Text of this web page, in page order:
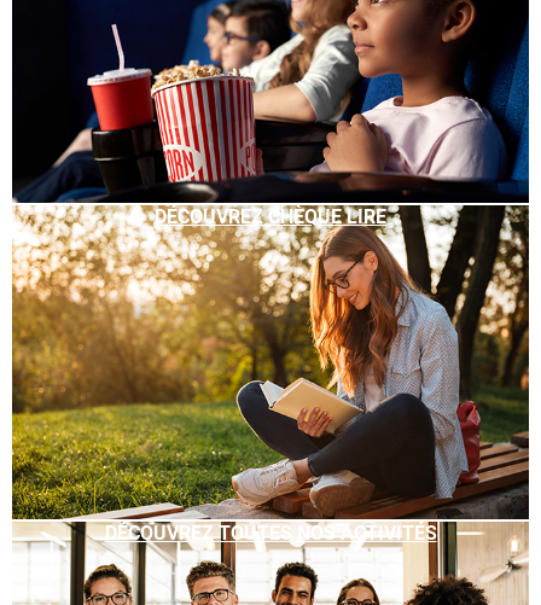
DÉCOUVREZ CHÈQUE LIRE
DÉCOUVREZ TOUTES NOS ACTIVITÉS